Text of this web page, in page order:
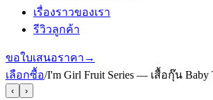
เรื่องราวของเรา
รีวิวลูกค้า
ขอใบเสนอราคา →
เลือกซื้อ/I'm Girl Fruit Series — เสื้อกุ๊น Baby
‹ ›